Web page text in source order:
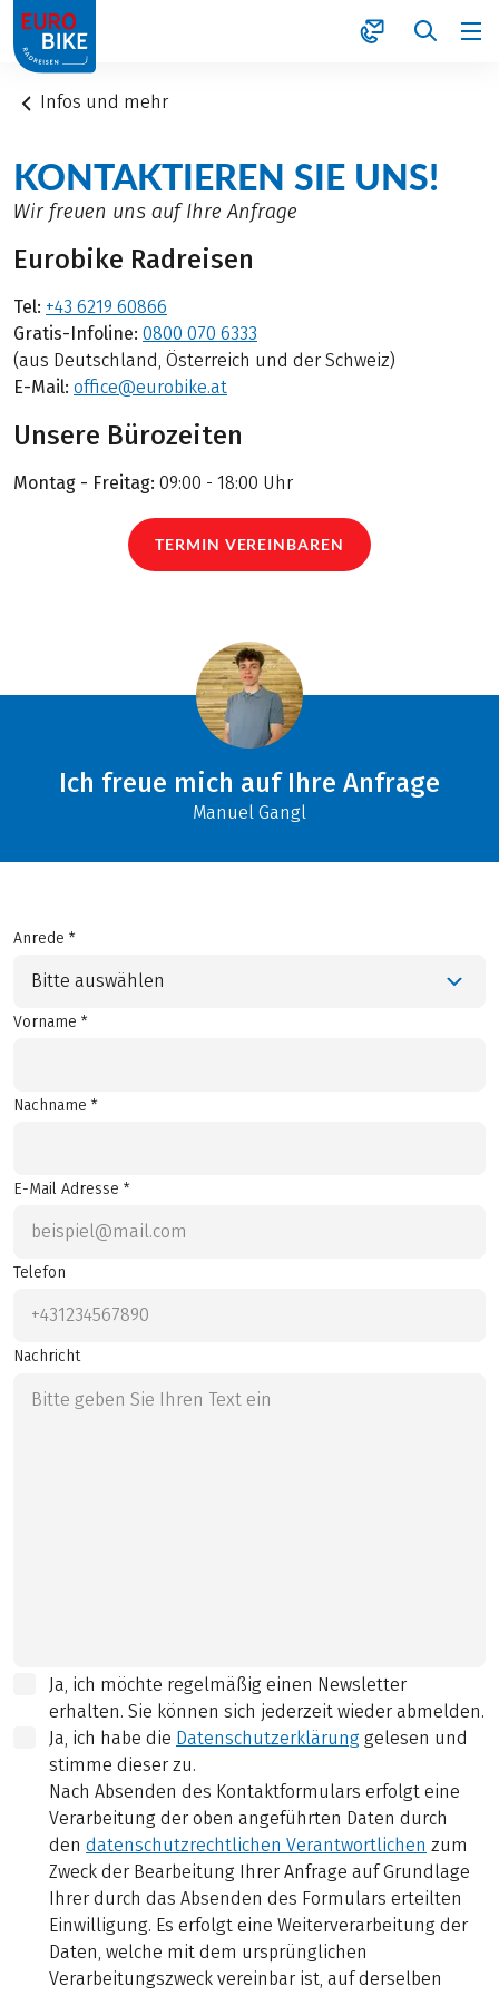
1
Infos und mehr
KONTAKTIEREN SIE UNS!
Wir freuen uns auf Ihre Anfrage
Eurobike Radreisen
Tel: +43 6219 60866
Gratis-Infoline: 0800 070 6333
(aus Deutschland, Österreich und der Schweiz)
E-Mail: office@eurobike.at
Unsere Bürozeiten
Montag - Freitag: 09:00 - 18:00 Uhr
TERMIN VEREINBAREN
Ich freue mich auf Ihre Anfrage
Manuel Gangl
Anrede *
Bitte auswählen
Vorname *
Nachname *
E-Mail Adresse *
Telefon
Nachricht
Ja, ich möchte regelmäßig einen Newsletter
erhalten. Sie können sich jederzeit wieder abmelden.
Ja, ich habe die Datenschutzerklärung gelesen und
stimme dieser zu.
Nach Absenden des Kontaktformulars erfolgt eine
Verarbeitung der oben angeführten Daten durch
den datenschutzrechtlichen Verantwortlichen zum
Zweck der Bearbeitung Ihrer Anfrage auf Grundlage
Ihrer durch das Absenden des Formulars erteilten
Einwilligung. Es erfolgt eine Weiterverarbeitung der
Daten, welche mit dem ursprünglichen
Verarbeitungszweck vereinbar ist, auf derselben